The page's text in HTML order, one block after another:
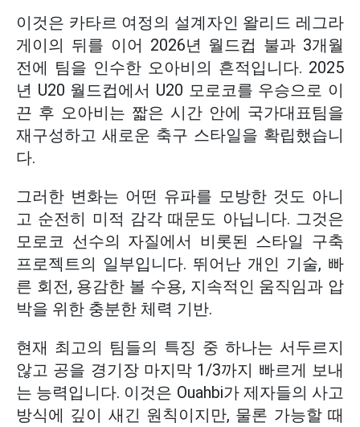
이것은 카타르 여정의 설계자인 왈리드 레그라
게이의 뒤를 이어 2026년 월드컵 불과 3개월
전에 팀을 인수한 오아비의 흔적입니다. 2025
년 U20 월드컵에서 U20 모로코를 우승으로 이
끈 후 오아비는 짧은 시간 안에 국가대표팀을
재구성하고 새로운 축구 스타일을 확립했습니
다.
그러한 변화는 어떤 유파를 모방한 것도 아니
고 순전히 미적 감각 때문도 아닙니다. 그것은
모로코 선수의 자질에서 비롯된 스타일 구축
프로젝트의 일부입니다. 뛰어난 개인 기술, 빠
른 회전, 용감한 볼 수용, 지속적인 움직임과 압
박을 위한 충분한 체력 기반.
현재 최고의 팀들의 특징 중 하나는 서두르지
않고 공을 경기장 마지막 1/3까지 빠르게 보내
는 능력입니다. 이것은 Ouahbi가 제자들의 사고
방식에 깊이 새긴 원칙이지만, 물론 가능할 때